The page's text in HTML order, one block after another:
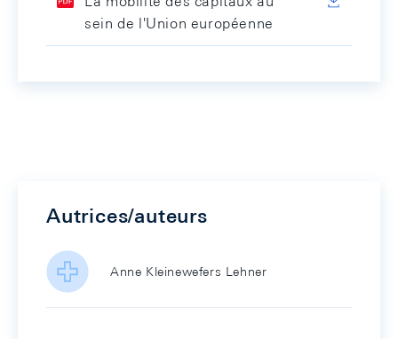
sein de l'Union européenne
Autrices/auteurs
Anne Kleinewefers Lehner